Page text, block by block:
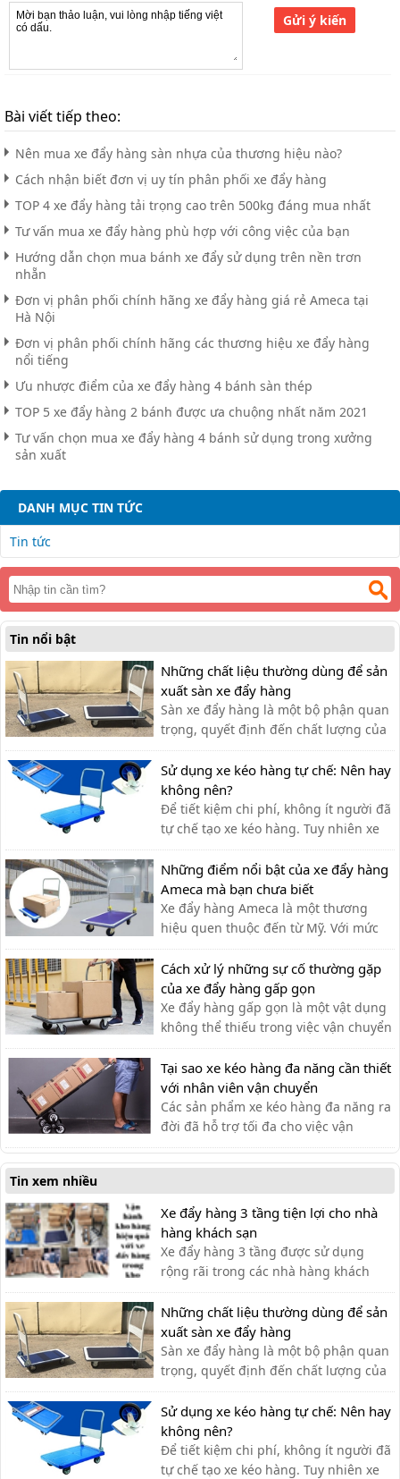
Gửi ý kiến
Bài viết tiếp theo:
Nên mua xe đẩy hàng sàn nhựa của thương hiệu nào?
Cách nhận biết đơn vị uy tín phân phối xe đẩy hàng
TOP 4 xe đẩy hàng tải trọng cao trên 500kg đáng mua nhất
Tư vấn mua xe đẩy hàng phù hợp với công việc của bạn
Hướng dẫn chọn mua bánh xe đẩy sử dụng trên nền trơn
nhẵn
Đơn vị phân phối chính hãng xe đẩy hàng giá rẻ Ameca tại
Hà Nội
Đơn vị phân phối chính hãng các thương hiệu xe đẩy hàng
nổi tiếng
Ưu nhược điểm của xe đẩy hàng 4 bánh sàn thép
TOP 5 xe đẩy hàng 2 bánh được ưa chuộng nhất năm 2021
Tư vấn chọn mua xe đẩy hàng 4 bánh sử dụng trong xưởng
sản xuất
DANH MỤC TIN TỨC
Tin tức
Tin nổi bật
Những chất liệu thường dùng để sản
xuất sàn xe đẩy hàng
Sàn xe đẩy hàng là một bộ phận quan
trọng, quyết định đến chất lượng của
xe đẩy. Lựa chọn chất liệu phù hợp
giúp bạn có được chiếc xe đẩy hàng
ưng ý.
Sử dụng xe kéo hàng tự chế: Nên hay
không nên?
Để tiết kiệm chi phí, không ít người đã
tự chế tạo xe kéo hàng. Tuy nhiên xe
kéo hàng tự chế có ưu nhược điểm gì,
có nên dùng hay không?
Những điểm nổi bật của xe đẩy hàng
Ameca mà bạn chưa biết
Xe đẩy hàng Ameca là một thương
hiệu quen thuộc đến từ Mỹ. Với mức
giá rẻ, phù hợp cho nhiều ngành
nghề, thương hiệu Ameca dần được
mọi người ưa chuộng sử dụng.
Cách xử lý những sự cố thường gặp
của xe đẩy hàng gấp gọn
Xe đẩy hàng gấp gọn là một vật dụng
không thể thiếu trong việc vận chuyển
hàng hóa. Sau một thời gian, xe có thể
gặp phải một số lỗi. Cùng tìm hiểu
trong bài viết sau
Tại sao xe kéo hàng đa năng cần thiết
với nhân viên vận chuyển
Các sản phẩm xe kéo hàng đa năng ra
đời đã hỗ trợ tối đa cho việc vận
chuyển thủ công của nhân viên vận
chuyển, giúp tiết kiệm thời gian và sức
Tin xem nhiều
Xe đẩy hàng 3 tầng tiện lợi cho nhà
hàng khách sạn
Xe đẩy hàng 3 tầng được sử dụng
rộng rãi trong các nhà hàng khách
sạn bởi sự tiện ích. Với thiết kế thanh
lịch, tính ứng dụng cao, các loại xe
đẩy hàng nhiều tầng là sự lựa chọn tối
ưu nhất cho các nhà hàng. Xe đẩy 3
tầng được ứng dụng như […]
Những chất liệu thường dùng để sản
xuất sàn xe đẩy hàng
Sàn xe đẩy hàng là một bộ phận quan
trọng, quyết định đến chất lượng của
xe đẩy. Lựa chọn chất liệu phù hợp
giúp bạn có được chiếc xe đẩy hàng
ưng ý.
Sử dụng xe kéo hàng tự chế: Nên hay
không nên?
Để tiết kiệm chi phí, không ít người đã
tự chế tạo xe kéo hàng. Tuy nhiên xe